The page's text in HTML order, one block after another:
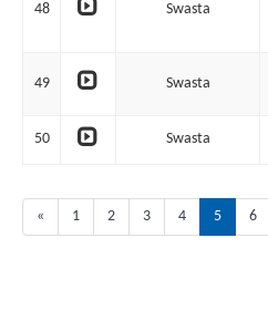
48 Swasta
49 Swasta
50 Swasta
« 1 2 3 4 5 6